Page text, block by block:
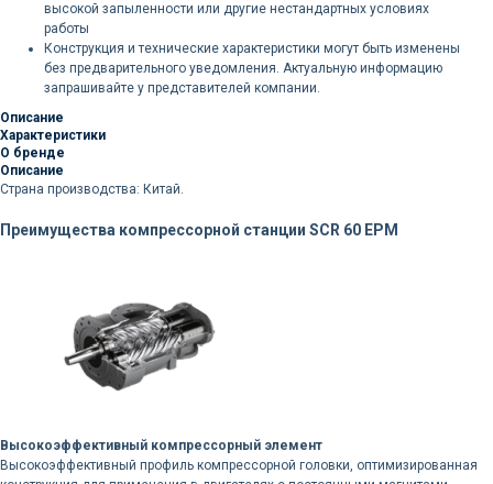
высокой запыленности или другие нестандартных условиях
работы
Конструкция и технические характеристики могут быть изменены
без предварительного уведомления. Актуальную информацию
запрашивайте у представителей компании.
Описание
Характеристики
О бренде
Описание
Страна производства: Китай.
Преимущества компрессорной станции SCR 60 EPM
Высокоэффективный компрессорный элемент
Высокоэффективный профиль компрессорной головки, оптимизированная